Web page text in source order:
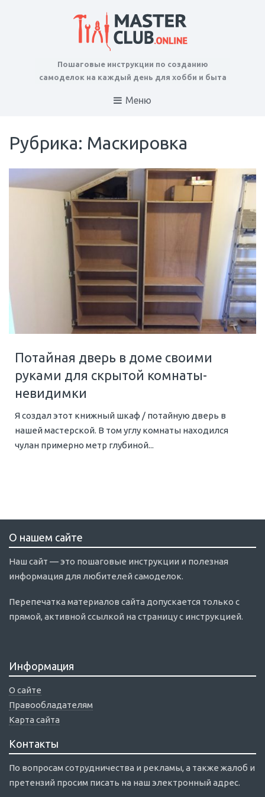
Пошаговые инструкции по созданию
самоделок на каждый день для хобби и быта
Меню
Рубрика: Маскировка
Потайная дверь в доме своими
руками для скрытой комнаты-
невидимки
Я создал этот книжный шкаф / потайную дверь в
нашей мастерской. В том углу комнаты находился
чулан примерно метр глубиной...
О нашем сайте
Наш сайт — это пошаговые инструкции и полезная
информация для любителей самоделок.
Перепечатка материалов сайта допускается только с
прямой, активной ссылкой на страницу с инструкцией.
Информация
О сайте
Правообладателям
Карта сайта
Контакты
По вопросам сотрудничества и рекламы, а также жалоб и
претензий просим писать на наш электронный адрес.